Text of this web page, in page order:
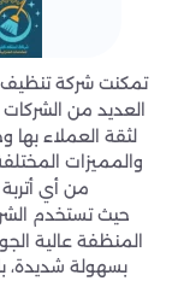
تمكنت شركة تنظيف
العديد من
لثقة العملاء
والمميزات
من أي
حيث تستخدم
المنظفة عالية
بسهولة شديدة،